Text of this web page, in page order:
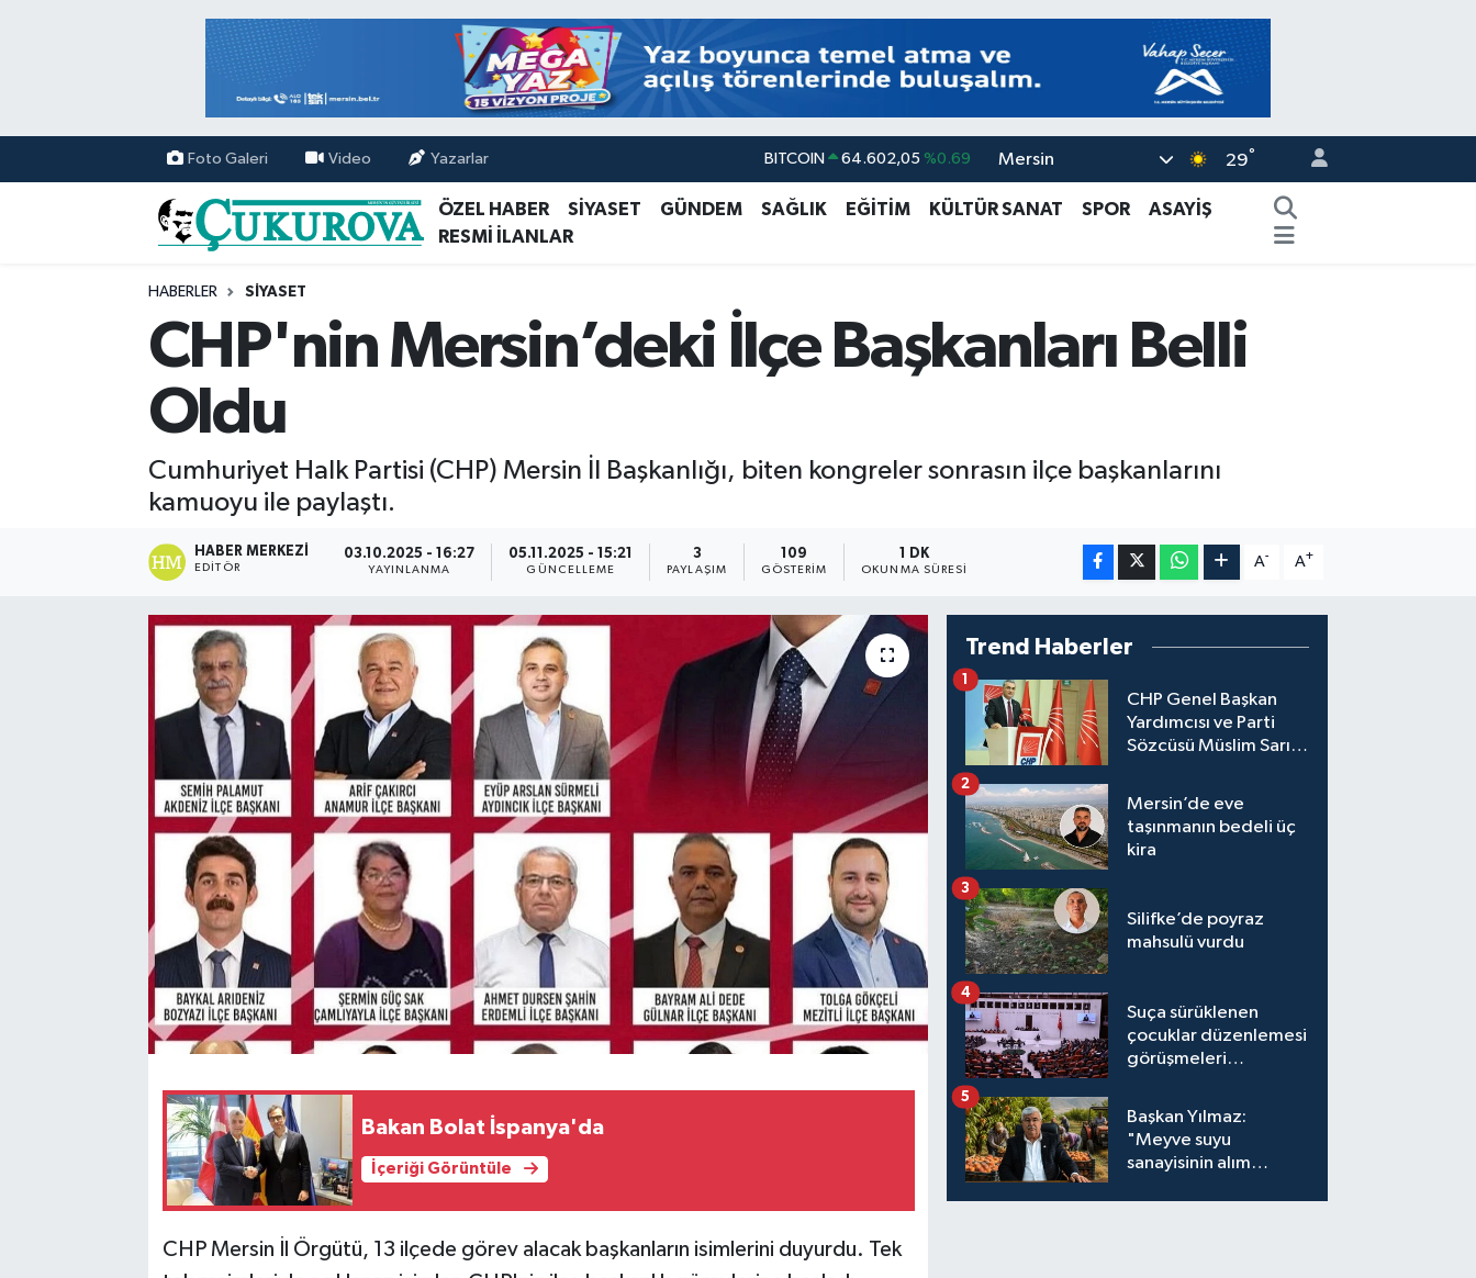
Foto Galeri Video Yazarlar DOLAR 47,5986 %0.06
EURO 55,0700 %0.1
BITCOIN 64.602,05 %0.69
Mersin 29°
ÖZEL HABER SİYASET GÜNDEM SAĞLIK EĞİTİM KÜLTÜR SANAT SPOR
ASAYİŞ
RESMİ İLANLAR
HABERLER SİYASET
CHP'nin Mersin’deki İlçe Başkanları Belli
Oldu
Cumhuriyet Halk Partisi (CHP) Mersin İl Başkanlığı, biten kongreler sonrasın ilçe başkanlarını
kamuoyu ile paylaştı.
HABER MERKEZI
EDITÖR
03.10.2025 - 16:27
YAYINLANMA
05.11.2025 - 15:21
GÜNCELLEME
3
PAYLAŞIM
109
GÖSTERIM
1 DK
OKUNMA SÜRESI
A- A+
Bakan Bolat İspanya'da
İçeriği Görüntüle
CHP Mersin İl Örgütü, 13 ilçede görev alacak başkanların isimlerini duyurdu. Tek
Trend Haberler
CHP Genel Başkan
Yardımcısı ve Parti
Sözcüsü Müslim Sarı,
1
Mersin’de eve
taşınmanın bedeli üç
kira
2
Silifke’de poyraz
mahsulü vurdu
3
Suça sürüklenen
çocuklar düzenlemesi
görüşmeleri
4
Başkan Yılmaz:
"Meyve suyu
sanayisinin alım
5
Mersin Nöbetçi Eczaneler
Mersin Hava Durumu
Mersin Namaz Vakitleri
Mersin Trafik Yoğunluk Haritası
Tüm Manşetler
Son Dakika Haberleri
Haber Arşivi